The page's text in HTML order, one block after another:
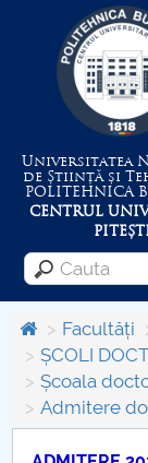
Universitatea
de Știință și
POLITEHNICA
CENTRUL
Menu
Despre
Centrul de
Facultăți
ȘCOLI
Școala
Admitere